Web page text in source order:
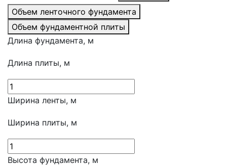
Объем ленточного фундамента
Объем фундаментной плиты
Длина фундамента, м
Длина плиты, м
Ширина ленты, м
Ширина плиты, м
Высота фундамента, м